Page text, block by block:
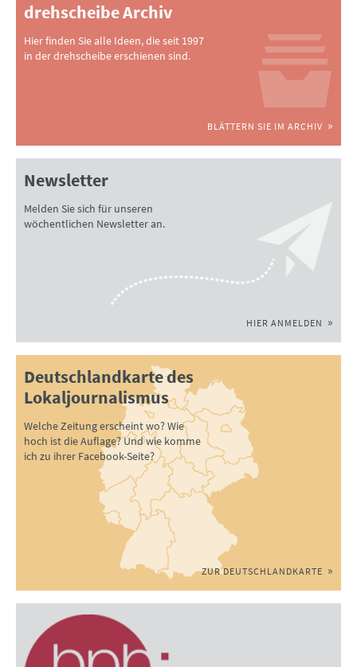
drehscheibe Archiv
Hier finden Sie alle Ideen, die seit 1997
in der drehscheibe erschienen sind.
BLÄTTERN SIE IM ARCHIV
Newsletter
Melden Sie sich für unseren
wöchentlichen Newsletter an.
HIER ANMELDEN
Deutschlandkarte des
Lokaljournalismus
Welche Zeitung erscheint wo? Wie
hoch ist die Auflage? Und wie komme
ich zu ihrer Facebook-Seite?
ZUR DEUTSCHLANDKARTE